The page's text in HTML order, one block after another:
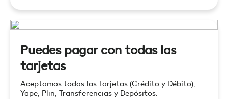
Puedes pagar con todas las
tarjetas
Aceptamos todas las Tarjetas (Crédito y Débito),
Yape, Plin, Transferencias y Depósitos.